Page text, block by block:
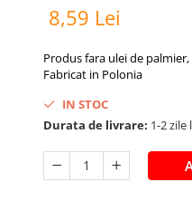
8,59 Lei
Produs fara ulei de
Fabricat in Polonia
IN STOC
Durata de livrare: 1-2